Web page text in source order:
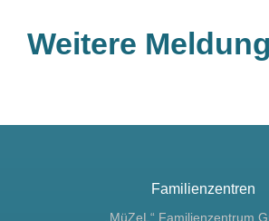
Weitere
Familienzentren
„MüZeL“ Familienzentrum